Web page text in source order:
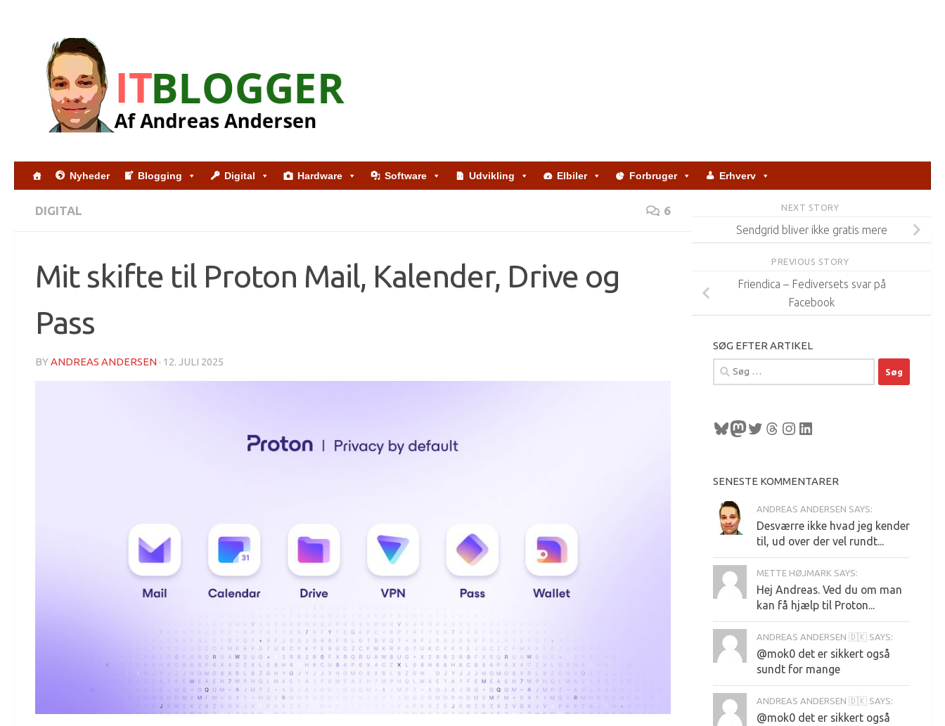
Nyheder Blogging Digital Hardware Software Udvikling Elbiler Forbruger Erhverv
DIGITAL 6
Mit skifte til Proton Mail, Kalender, Drive og
Pass
BYANDREAS ANDERSEN · 12. JULI 2025
NEXT STORY
Sendgrid bliver ikke gratis mere
PREVIOUS STORY
Friendica – Fediversets svar på
Facebook
SØG EFTER ARTIKEL
Søg
efter:
Bluesky
Mastodon
Twitter
Tråde
Instagram
LinkedIn
SENESTE KOMMENTARER
ANDREAS ANDERSEN SAYS:
Desværre ikke hvad jeg kender
til, ud over der vel rundt...
METTE HØJMARK SAYS:
Hej Andreas. Ved du om man
kan få hjælp til Proton...
ANDREAS ANDERSEN 🇩🇰 SAYS:
@mok0 det er sikkert også
sundt for mange
ANDREAS ANDERSEN 🇩🇰 SAYS:
@mok0 det er sikkert også